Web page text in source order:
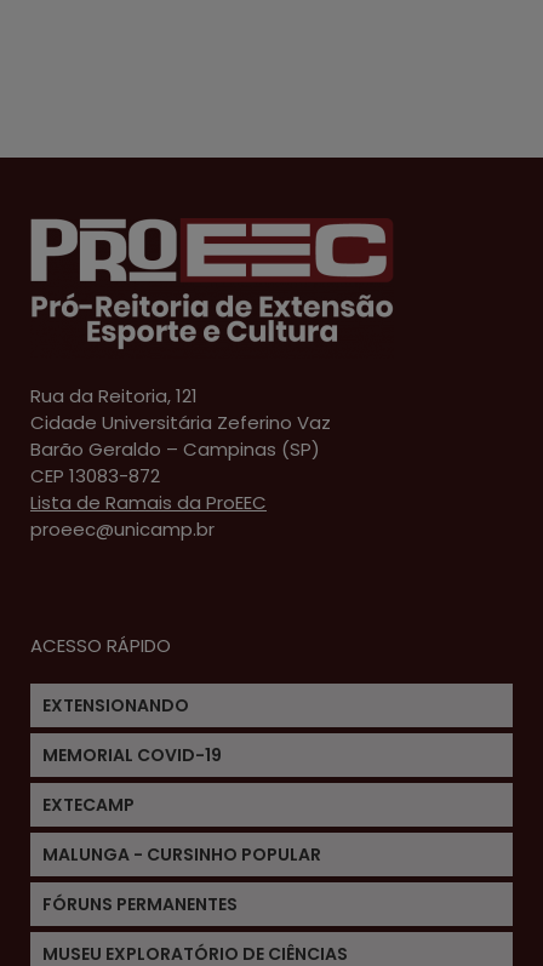
Rua da Reitoria, 121
Cidade Universitária Zeferino Vaz
Barão Geraldo – Campinas (SP)
CEP 13083-872
Lista de Ramais da ProEEC
proeec@unicamp.br
ACESSO RÁPIDO
EXTENSIONANDO
MEMORIAL COVID-19
EXTECAMP
MALUNGA - CURSINHO POPULAR
FÓRUNS PERMANENTES
MUSEU EXPLORATÓRIO DE CIÊNCIAS